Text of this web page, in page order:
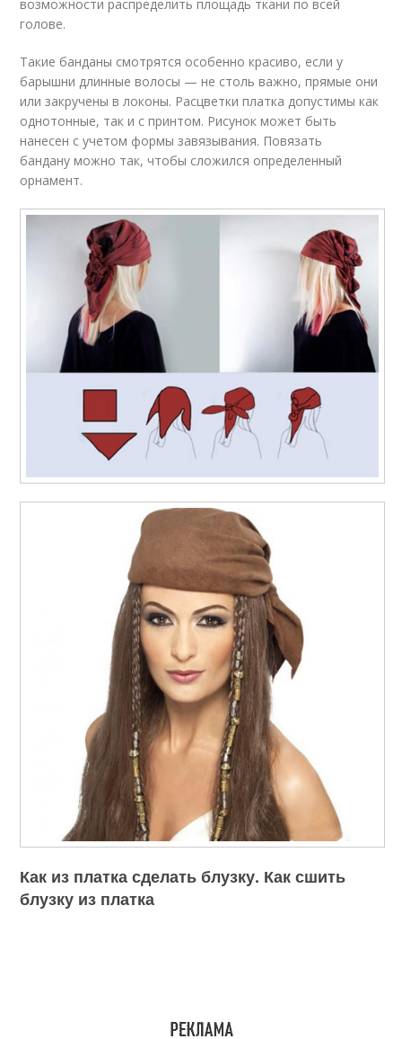
возможности распределить площадь ткани по всей
голове.
Такие банданы смотрятся особенно красиво, если у
барышни длинные волосы — не столь важно, прямые они
или закручены в локоны. Расцветки платка допустимы как
однотонные, так и с принтом. Рисунок может быть
нанесен с учетом формы завязывания. Повязать
бандану можно так, чтобы сложился определенный
орнамент.
Как из платка сделать блузку. Как сшить
блузку из платка